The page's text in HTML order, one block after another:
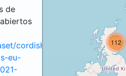
de
cordisH2020projects.
eu-
112